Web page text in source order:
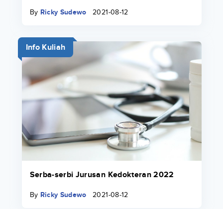
By Ricky Sudewo 2021-08-12
Info Kuliah
Serba-serbi Jurusan Kedokteran 2022
By Ricky Sudewo 2021-08-12